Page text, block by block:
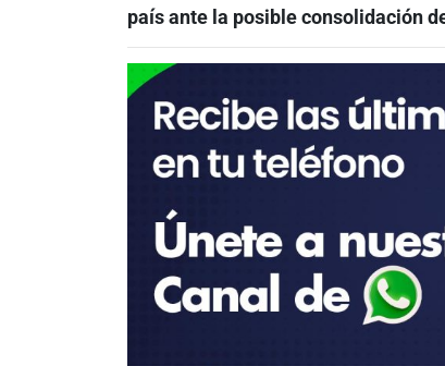
país ante la posible consolidación